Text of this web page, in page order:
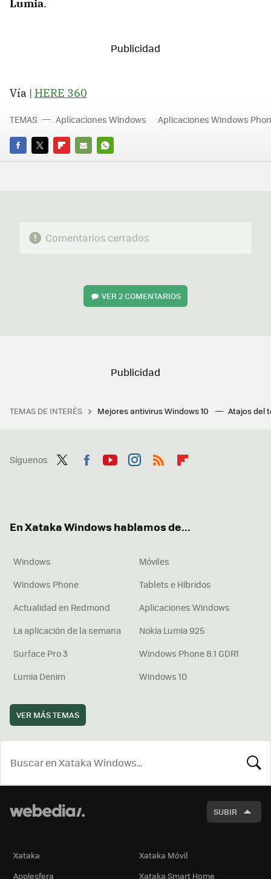
Lumia.
Vía | HERE 360
FACEBOOK
TWITTERFLIPBOARD
E-
WHATSAPP
TEMAS Aplicaciones Windows Aplicaciones Windows
Comentarios cerrados
VER2 COMENTARIOS
TEMAS DE INTERÉS Mejores antivirus Windows 10 Atajos del
Síguenos
En Xataka Windows hablamos de...
Windows
Móviles
Windows Phone
Tablets e Híbridos
Actualidad en Redmond
Aplicaciones Windows
La aplicación de la semana
Nokia Lumia 925
Surface Pro 3
Windows Phone 8.1 GDR1
Lumia Denim
Windows 10
VER MÁS TEMAS
SUBIR
Xataka
Xataka Móvil
Applesfera
Xataka Smart Home